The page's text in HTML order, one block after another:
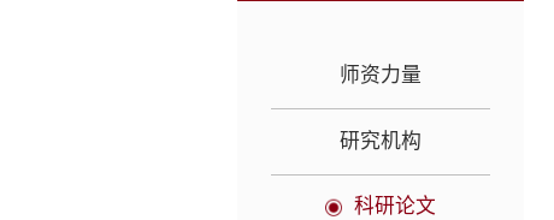
师资力量
研究机构
科研论文